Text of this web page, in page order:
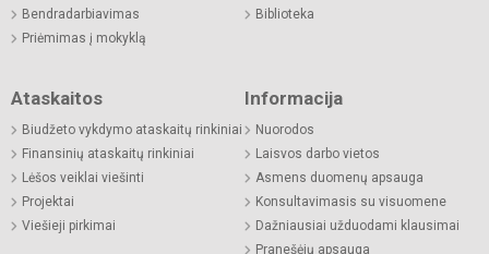
Bendradarbiavimas
Priėmimas į mokyklą
Biblioteka
Ataskaitos
Biudžeto vykdymo ataskaitų rinkiniai
Finansinių ataskaitų rinkiniai
Lėšos veiklai viešinti
Projektai
Viešieji pirkimai
Informacija
Nuorodos
Laisvos darbo vietos
Asmens duomenų apsauga
Konsultavimasis su visuomene
Dažniausiai užduodami klausimai
Pranešėjų apsauga